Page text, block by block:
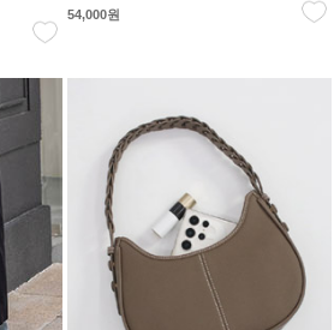
54,000원